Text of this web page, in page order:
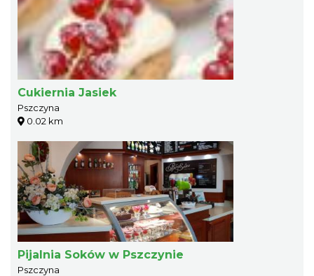
Cukiernia Jasiek
Pszczyna
0.02 km
Pijalnia Soków w Pszczynie
Pszczyna